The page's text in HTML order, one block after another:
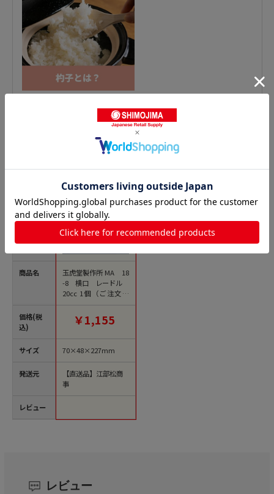
おたま・レードルの人気商品との比較
商品名
価格(税
込)
サイズ
発送元
レビュー
玉虎堂製作所 MA 18
-8 横口 レードル
20cc 1個（ご注文単
位1個）【直送品】
￥1,155
70×48×227mm
【直送品】江部松商
事
レビュー